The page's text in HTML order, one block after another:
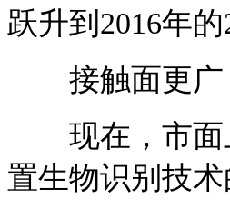
跃升到2016年
接触面更广
现在，市面
置生物识别技